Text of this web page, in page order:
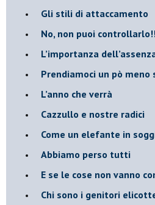
​Gli stili di attaccamento
No, non puoi
​L’importanza
​Prendiamoci un pò meno
​L’anno che verrà
​Cazzullo e nostre radici
​Come un elefante in
​Abbiamo perso tutti
E se le cose non vanno
​Chi sono i genitori